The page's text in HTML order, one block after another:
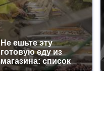
Не ешьте эту
готовую еду из
магазина: список